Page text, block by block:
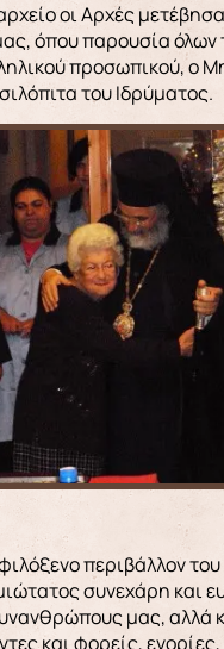
οι Αρχές
όπου παρουσία όλων
προσωπικού, ο
του Ιδρύματος.
περιβάλλον
συνεχάρη και
μας, αλλά
και φορείς, ενορίες,